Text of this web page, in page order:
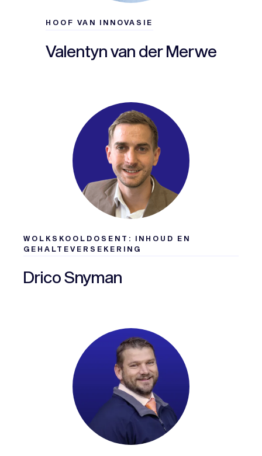
HOOF VAN INNOVASIE
Valentyn van der Merwe
WOLKSKOOLDOSENT: INHOUD EN
GEHALTEVERSEKERING
Drico Snyman